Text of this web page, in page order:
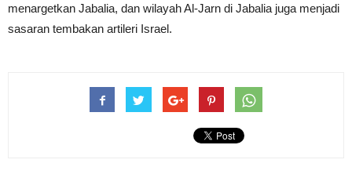
menargetkan Jabalia, dan wilayah Al-Jarn di Jabalia juga menjadi
sasaran tembakan artileri Israel.